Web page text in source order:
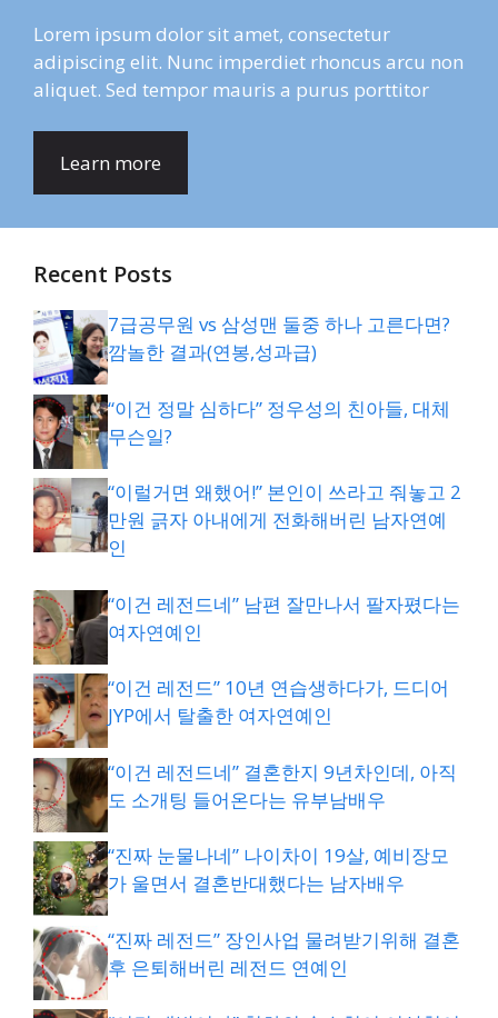
Lorem ipsum dolor sit amet, consectetur
adipiscing elit. Nunc imperdiet rhoncus arcu non
aliquet. Sed tempor mauris a purus porttitor
Learn more
Recent Posts
7급공무원 vs 삼성맨 둘중 하나 고른다면?
깜놀한 결과(연봉,성과급)
“이건 정말 심하다” 정우성의 친아들, 대체
무슨일?
“이럴거면 왜했어!” 본인이 쓰라고 줘놓고 2
만원 긁자 아내에게 전화해버린 남자연예
인
“이건 레전드네” 남편 잘만나서 팔자폈다는
여자연예인
“이건 레전드” 10년 연습생하다가, 드디어
JYP에서 탈출한 여자연예인
“이건 레전드네” 결혼한지 9년차인데, 아직
도 소개팅 들어온다는 유부남배우
“진짜 눈물나네” 나이차이 19살, 예비장모
가 울면서 결혼반대했다는 남자배우
“진짜 레전드” 장인사업 물려받기위해 결혼
후 은퇴해버린 레전드 연예인